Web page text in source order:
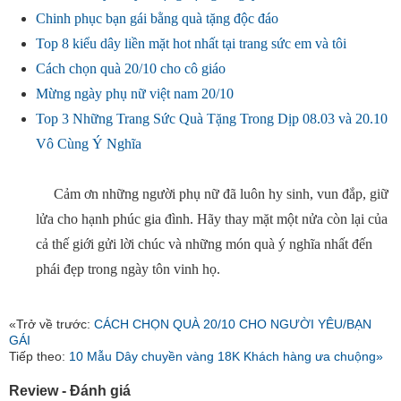
Chinh phục bạn gái bằng quà tặng độc đáo
Top 8 kiểu dây liền mặt hot nhất tại trang sức em và tôi
Cách chọn quà 20/10 cho cô giáo
Mừng ngày phụ nữ việt nam 20/10
Top 3 Những Trang Sức Quà Tặng Trong Dịp 08.03 và 20.10
Vô Cùng Ý Nghĩa
Cảm ơn những người phụ nữ đã luôn hy sinh, vun đắp, giữ
lửa cho hạnh phúc gia đình. Hãy thay mặt một nửa còn lại của
cả thế giới gửi lời chúc và những món quà ý nghĩa nhất đến
phái đẹp trong ngày tôn vinh họ.
«Trở về trước: CÁCH CHỌN QUÀ 20/10 CHO NGƯỜI YÊU/BẠN
GÁI
Tiếp theo: 10 Mẫu Dây chuyền vàng 18K Khách hàng ưa chuộng»
Review - Đánh giá